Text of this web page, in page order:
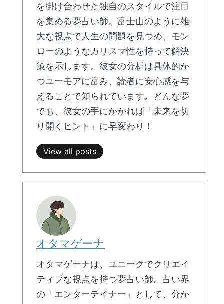
を掛け合わせた独自のスタイルで注目
を集める夢占い師。富士山のように雄
大な視点で人生の問題を見つめ、モン
ローのようなカリスマ性を持って解決
策を示します。彼女の分析は具体的か
つユーモアに富み、読者に安心感を与
えることで知られています。どんな夢
でも、彼女の手にかかれば「未来を切
り開くヒント」に早変わり！
View all posts
オタマゲーナ
オタマゲーナは、ユニークでクリエイ
ティブな視点を持つ夢占い師。占い界
の「エンターテイナー」として、分か